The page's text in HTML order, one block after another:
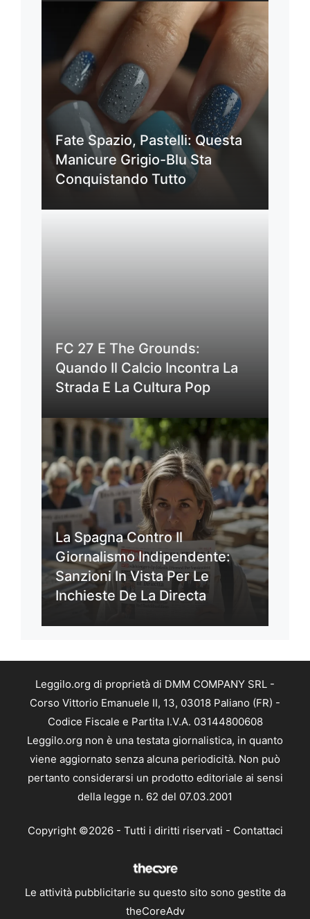
Fate Spazio, Pastelli: Questa
Manicure Grigio-Blu Sta
Conquistando Tutto
FC 27 E The Grounds:
Quando Il Calcio Incontra La
Strada E La Cultura Pop
La Spagna Contro Il
Giornalismo Indipendente:
Sanzioni In Vista Per Le
Inchieste De La Directa
Leggilo.org di proprietà di DMM COMPANY SRL -
Corso Vittorio Emanuele II, 13, 03018 Paliano (FR) -
Codice Fiscale e Partita I.V.A. 03144800608
Leggilo.org non è una testata giornalistica, in quanto
viene aggiornato senza alcuna periodicità. Non può
pertanto considerarsi un prodotto editoriale ai sensi
della legge n. 62 del 07.03.2001
Copyright ©2026 - Tutti i diritti riservati - Contattaci
Le attività pubblicitarie su questo sito sono gestite da
theCoreAdv